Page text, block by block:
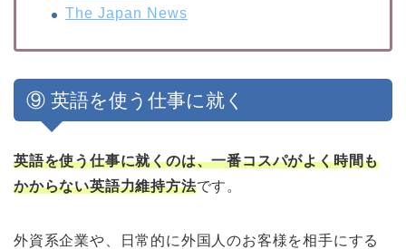
The Japan News
⑨ 英語を使う仕事に就く
英語を使う仕事に就くのは、一番コスパがよく時間も
かからない英語力維持方法です。
外資系企業や、日常的に外国人のお客様を相手にする